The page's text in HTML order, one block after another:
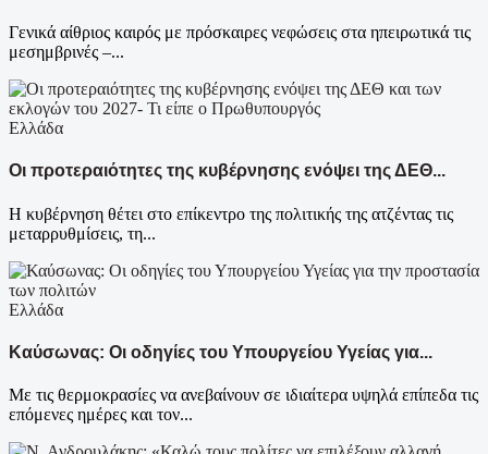
Γενικά αίθριος καιρός με πρόσκαιρες νεφώσεις στα ηπειρωτικά τις
μεσημβρινές –...
Ελλάδα
Οι προτεραιότητες της κυβέρνησης ενόψει της ΔΕΘ...
Η κυβέρνηση θέτει στο επίκεντρο της πολιτικής της ατζέντας τις
μεταρρυθμίσεις, τη...
Ελλάδα
Καύσωνας: Οι οδηγίες του Υπουργείου Υγείας για...
Με τις θερμοκρασίες να ανεβαίνουν σε ιδιαίτερα υψηλά επίπεδα τις
επόμενες ημέρες και τον...